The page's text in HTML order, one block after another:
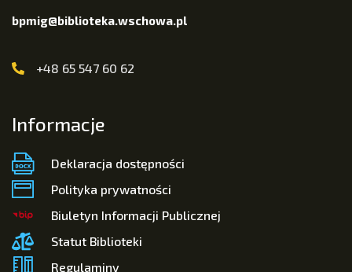
bpmig@biblioteka.wschowa.pl
+48 65 547 60 62
Informacje
Deklaracja dostępności
Polityka prywatności
Biuletyn Informacji Publicznej
Statut Biblioteki
Regulaminy